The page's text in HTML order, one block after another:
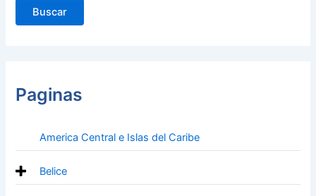
Paginas
America Central e Islas del Caribe
Belice